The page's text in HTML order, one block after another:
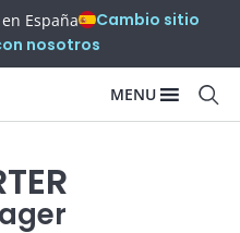
España
Cambio sitio
nosotros
MENU